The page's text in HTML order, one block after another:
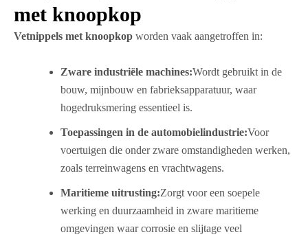
met knoopkop
Vetnippels met knoopkop worden vaak aangetroffen in:
Zware industriële machines:Wordt gebruikt in de
bouw, mijnbouw en fabrieksapparatuur, waar
hogedruksmering essentieel is.
Toepassingen in de automobielindustrie:Voor
voertuigen die onder zware omstandigheden werken,
zoals terreinwagens en vrachtwagens.
Maritieme uitrusting:Zorgt voor een soepele
werking en duurzaamheid in zware maritieme
omgevingen waar corrosie en slijtage veel